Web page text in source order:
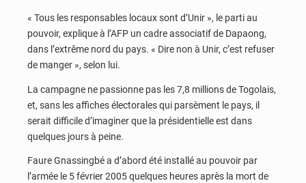
« Tous les responsables locaux sont d’Unir », le parti au
pouvoir, explique à l’AFP un cadre associatif de Dapaong,
dans l’extrême nord du pays. « Dire non à Unir, c’est refuser
de manger », selon lui.
La campagne ne passionne pas les 7,8 millions de Togolais,
et, sans les affiches électorales qui parsèment le pays, il
serait difficile d’imaginer que la présidentielle est dans
quelques jours à peine.
Faure Gnassingbé a d’abord été installé au pouvoir par
l’armée le 5 février 2005 quelques heures après la mort de